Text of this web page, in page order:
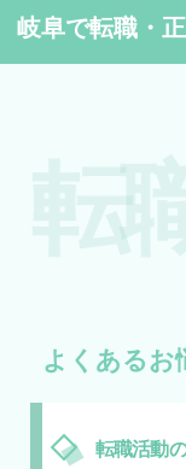
岐阜で転職・
転
よくあるお
転職活動